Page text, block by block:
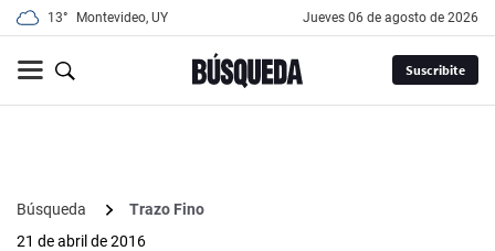
13° Montevideo, UY jueves 06 de agosto de 2026
Suscribite
Búsqueda
Trazo Fino
21 de abril de 2016